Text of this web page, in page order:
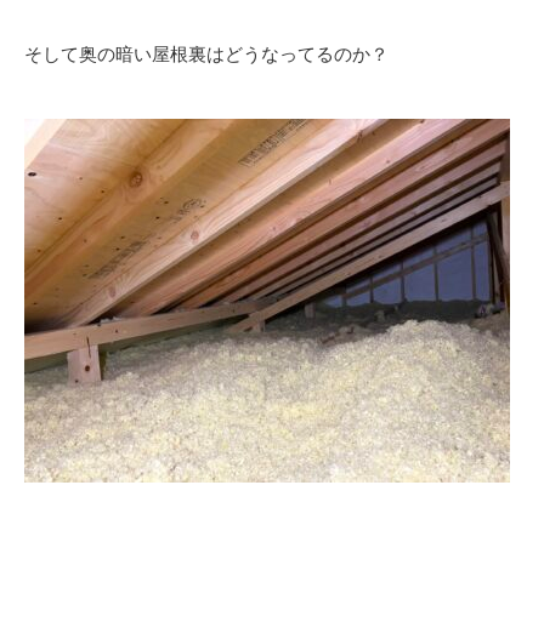
そして奥の暗い屋根裏はどうなってるのか？